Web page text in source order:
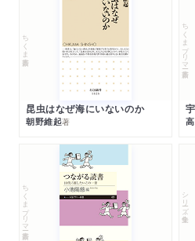
ちくま新書
昆虫はなぜ海にいないのか
朝野維起著
ちくまプリマー新書
ちくまプリマー新書 シリーズ・全集